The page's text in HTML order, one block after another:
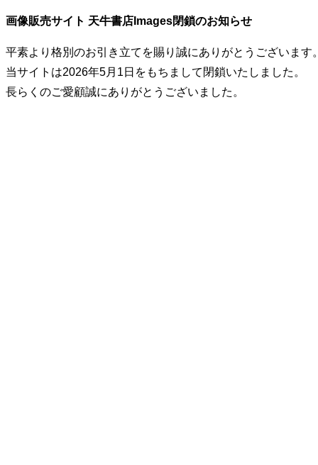
画像販売サイト 天牛書店Images閉鎖のお知らせ
平素より格別のお引き立てを賜り誠にありがとうございます
当サイトは2026年5月1日をもちまして閉鎖いたしました。
長らくのご愛顧誠にありがとうございました。